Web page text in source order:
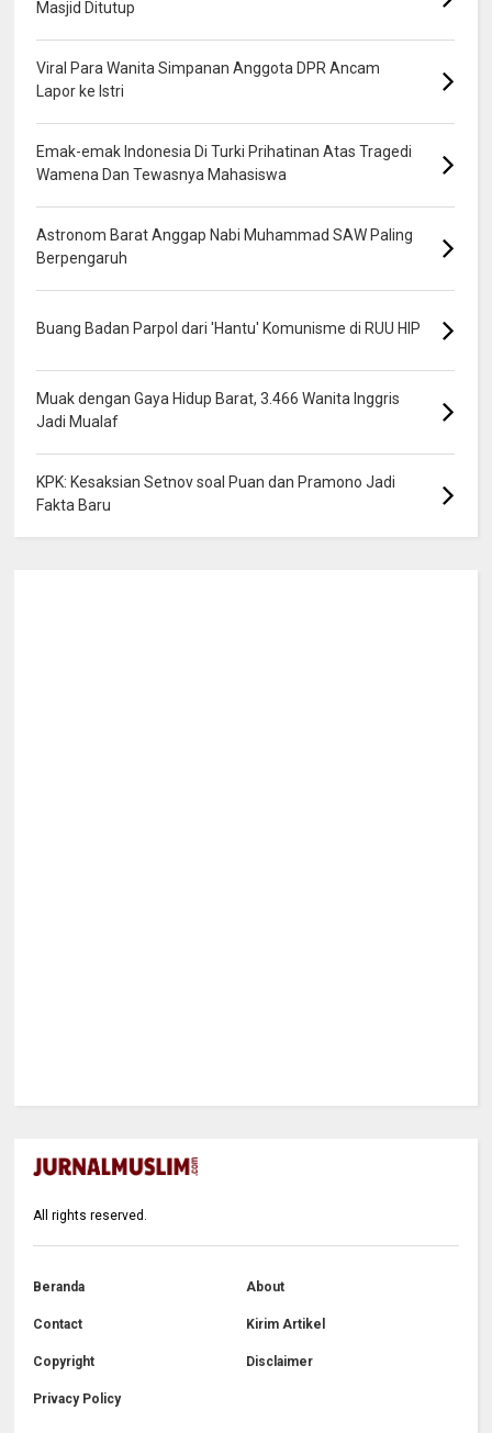
Masjid Ditutup
Viral Para Wanita Simpanan Anggota DPR Ancam
Lapor ke Istri
Emak-emak Indonesia Di Turki Prihatinan Atas Tragedi
Wamena Dan Tewasnya Mahasiswa
Astronom Barat Anggap Nabi Muhammad SAW Paling
Berpengaruh
Buang Badan Parpol dari 'Hantu' Komunisme di RUU HIP
Muak dengan Gaya Hidup Barat, 3.466 Wanita Inggris
Jadi Mualaf
KPK: Kesaksian Setnov soal Puan dan Pramono Jadi
Fakta Baru
All rights reserved.
Beranda About
Contact Kirim Artikel
Copyright Disclaimer
Privacy Policy